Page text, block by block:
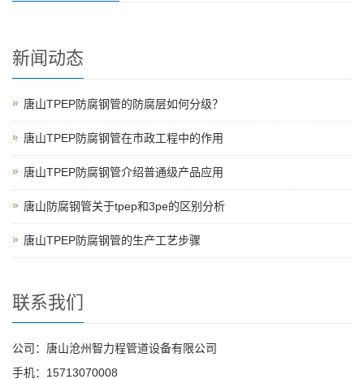
新闻动态
唐山TPEP防腐钢管的防腐层如何分级？
唐山TPEP防腐钢管在市政工程中的作用
唐山TPEP防腐钢管介绍普通级产品应用
唐山防腐钢管关于tpep和3pe的区别分析
唐山TPEP防腐钢管的生产工艺步骤
联系我们
公司：唐山沧州智力程管道设备有限公司
手机：15713070008